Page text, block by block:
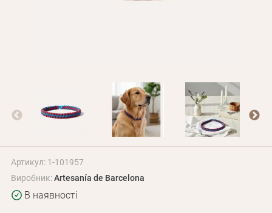
Артикул: 1-101957
Виробник:Artesanía de Barcelona
В наявності